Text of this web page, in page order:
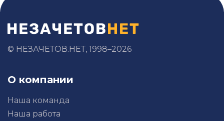
© НЕЗАЧЕТОВ.НЕТ, 1998–2026
О компании
Наша команда
Наша работа